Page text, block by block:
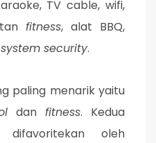
TV cable, wifi,
fitness, alat BBQ,
security.
paling menarik yaitu
danfitness. Kedua
oleh